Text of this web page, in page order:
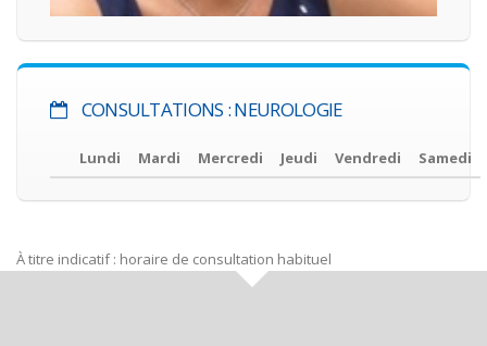
CONSULTATIONS : NEUROLOGIE
Lundi Mardi Mercredi Jeudi Vendredi Samedi
À titre indicatif : horaire de consultation habituel